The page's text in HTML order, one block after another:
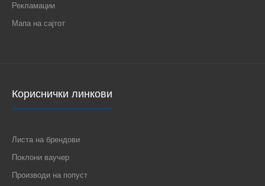
Рекламации
Мапа на сајтот
Кориснички линкови
Листа на брендови
Поклони ваучер
Производи на попуст